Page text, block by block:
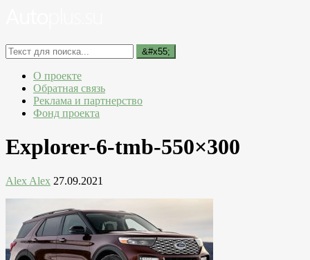
О проекте
Обратная связь
Реклама и партнерство
Фонд проекта
Explorer-6-tmb-550×300
Alex Alex 27.09.2021